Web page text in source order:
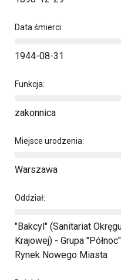
Data śmierci:
1944-08-31
Funkcja:
zakonnica
Miejsce urodzenia:
Warszawa
Oddział:
"Bakcyl" (Sanitariat
Krajowej) - Grupa
Rynek Nowego Miasta